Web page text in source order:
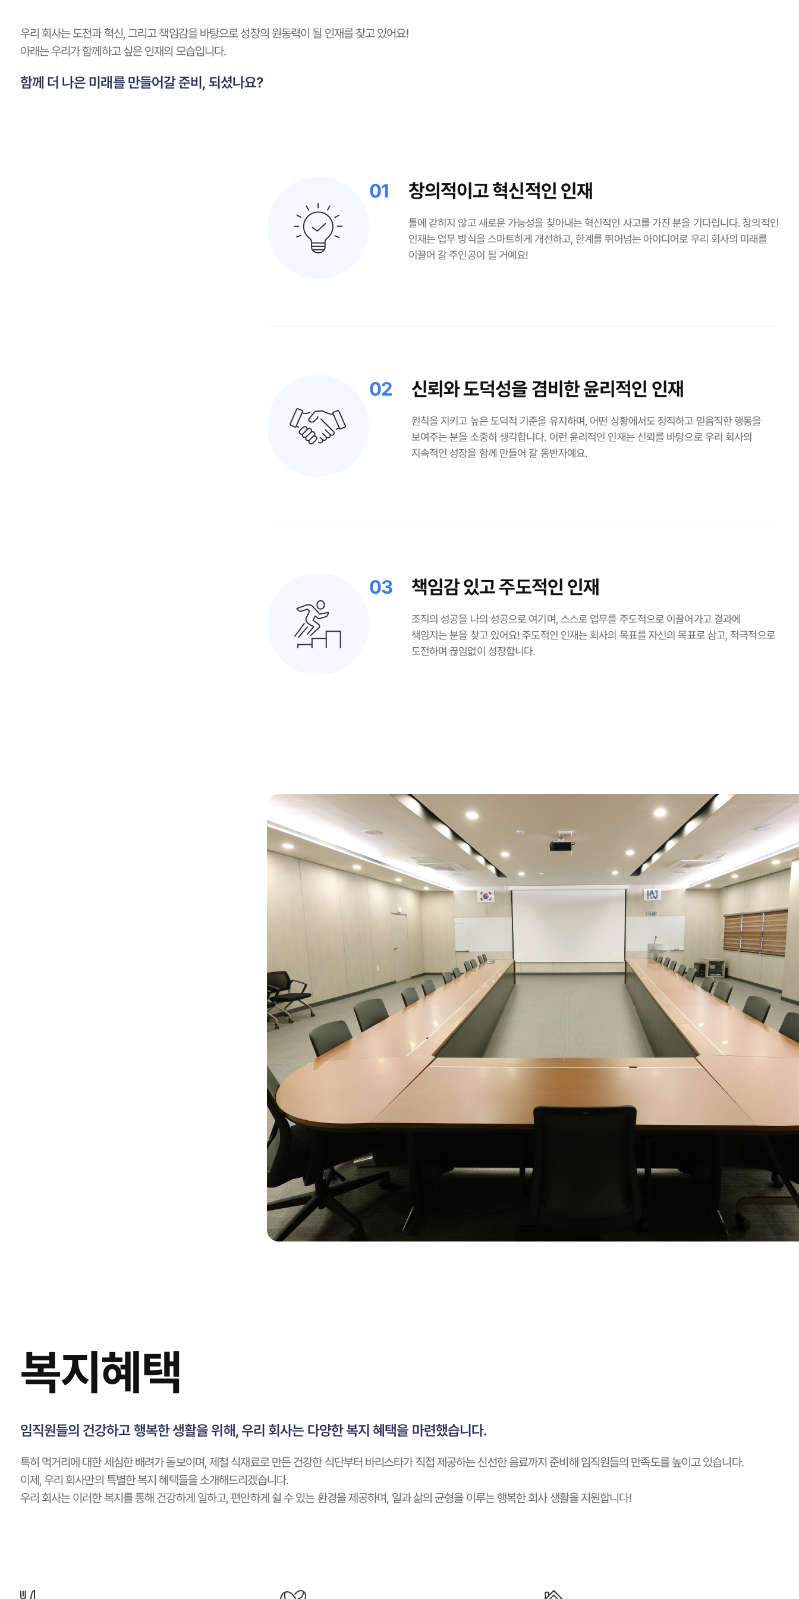
우리 회사는 도전과 혁신, 그리고 책임감을 바탕으로 성장의 원동력이 될 인재를 찾고 있어요!
아래는 우리가 함께하고 싶은 인재의 모습입니다.
함께 더 나은 미래를 만들어갈 준비, 되셨나요?
01 창의적이고 혁신적인 인재
틀에 갇히지 않고 새로운 가능성을 찾아내는 혁신적인 사고를 가진 분을 기다립니다. 창의적인
인재는 업무 방식을 스마트하게 개선하고, 한계를 뛰어넘는 아이디어로 우리 회사의 미래를
이끌어 갈 주인공이 될 거예요!
02 신뢰와 도덕성을 겸비한 윤리적인 인재
원칙을 지키고 높은 도덕적 기준을 유지하며, 어떤 상황에서도 정직하고 믿음직한 행동을
보여주는 분을 소중히 생각합니다. 이런 윤리적인 인재는 신뢰를 바탕으로 우리 회사의
지속적인 성장을 함께 만들어 갈 동반자예요.
03 책임감 있고 주도적인 인재
조직의 성공을 나의 성공으로 여기며, 스스로 업무를 주도적으로 이끌어가고 결과에
책임지는 분을 찾고 있어요! 주도적인 인재는 회사의 목표를 자신의 목표로 삼고, 적극적으로
도전하며 끊임없이 성장합니다.
복지혜택
임직원들의 건강하고 행복한 생활을 위해, 우리 회사는 다양한 복지 혜택을 마련했습니다.
특히 먹거리에 대한 세심한 배려가 돋보이며, 제철 식재료로 만든 건강한 식단부터 바리스타가 직접 제공하는 신선한 음료까지 준비해 임직원들의 만족도를 높이고 있습니다.
이제, 우리 회사만의 특별한 복지 혜택들을 소개해드리겠습니다.
우리 회사는 이러한 복지를 통해 건강하게 일하고, 편안하게 쉴 수 있는 환경을 제공하며, 일과 삶의 균형을 이루는 행복한 회사 생활을 지원합니다!